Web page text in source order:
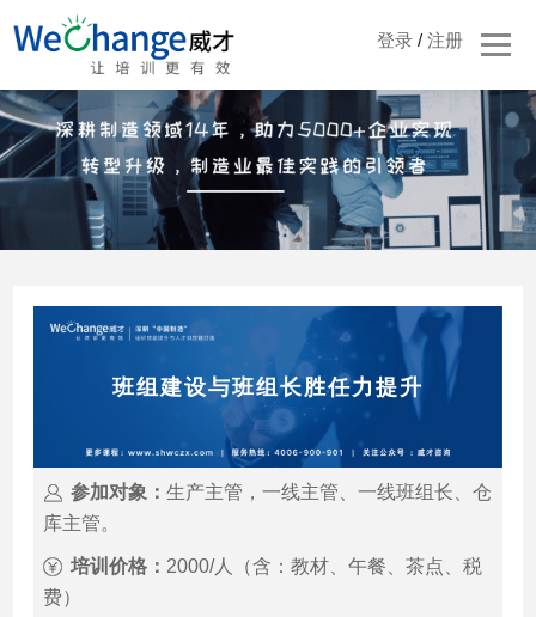
登录/ 注册
班组建设与班组长胜任力提升
参加对象：生产主管，一线主管、一线班组长、仓
库主管。
培训价格： 2000/人（含：教材、午餐、茶点、税
费）